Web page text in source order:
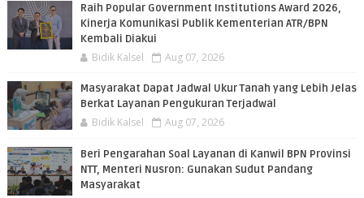
Raih Popular Government Institutions Award 2026,
Kinerja Komunikasi Publik Kementerian ATR/BPN
Kembali Diakui
Bidik Kalsel Aug 07, 2026
Masyarakat Dapat Jadwal Ukur Tanah yang Lebih Jelas
Berkat Layanan Pengukuran Terjadwal
Bidik Kalsel Aug 07, 2026
Beri Pengarahan Soal Layanan di Kanwil BPN Provinsi
NTT, Menteri Nusron: Gunakan Sudut Pandang
Masyarakat